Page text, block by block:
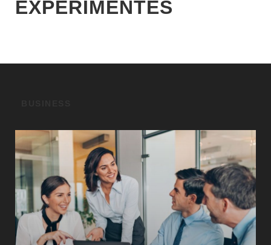
EXPÉRIMENTÉS
GÉO SEO : UN LEVIER
INCONTOURNABLE POUR LA VISIBILITÉ
LOCALE